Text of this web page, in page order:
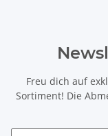
Freu dich auf
Sortiment! Die